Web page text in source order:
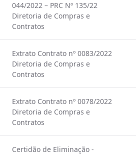
044/2022 – PRC Nº 135/22
Diretoria de Compras e
Contratos
Extrato Contrato nº 0083/2022
Diretoria de Compras e
Contratos
Extrato Contrato nº 0078/2022
Diretoria de Compras e
Contratos
Certidão de Eliminação -